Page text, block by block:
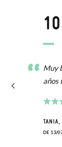
10
Muy
años
TANIA,
DE 13/